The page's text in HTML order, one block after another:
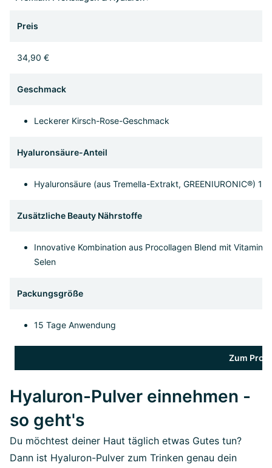
Preis
34,90 €
Geschmack
Leckerer Kirsch-Rose-Geschmack
Hyaluronsäure-Anteil
Hyaluronsäure (aus Tremella-Extrakt, GREENIURONIC®)
Zusätzliche Beauty Nährstoffe
Innovative Kombination aus Procollagen Blend mit Vitamin
Selen
Packungsgröße
15 Tage Anwendung
Zum
Hyaluron-Pulver einnehmen -
so geht's
Du möchtest deiner Haut täglich etwas Gutes tun?
Dann ist Hyaluron-Pulver zum Trinken genau dein